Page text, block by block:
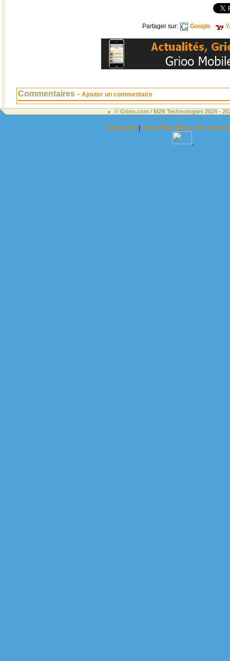
Partager sur: Google
Commentaires - Ajouter un commentaire
© Grioo.com / M2N Technologies 2024 -
Grioo.com |Grioo Pour Elle, le site des